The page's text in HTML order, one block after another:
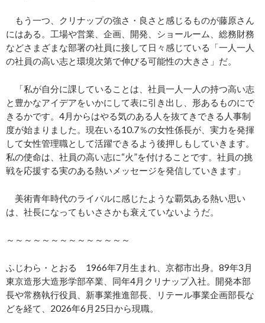
もう一つ、クリナップの強さ・良さと感じるものが藤原さん
にはある。工場や営業、企画、開発、ショールーム、総務財務
などさまざまな部署の社員に接して日々感じている「一人一人
の社員の高い志と環境次第で伸びる可能性の大きさ」だ。
「私が自分に課していることは、社員一人一人の持つ高い志
と豊かなアイデアをいかにして表に引き出し、形あるものにで
きるかです。4月からはやる気のある人を抜てきできる人事制
度が始まりました。現在いる10.7％の女性係長が、実力を発揮
して女性管理職として活躍できるよう後押しもしていきます。
私の使命は、社員の高い志に“火”を付けることです。社員の挑
戦を応援する実のある熱いメッセージを発信していきます」
美術青年時代のライバルに感じたような覇気ある熱い思い
は、社長になってもいささかも衰えていないようだ。
～～～～～～～～～～～～～～
ふじわら・とおる 1966年7月生まれ、京都市出身。89年3月
東京造形大造形学部卒業、同年4月クリナップ入社。開発本部
長や常務執行役員、新事業推進部長、リテール事業企画部長な
どを経て、2026年6月25日から現職。